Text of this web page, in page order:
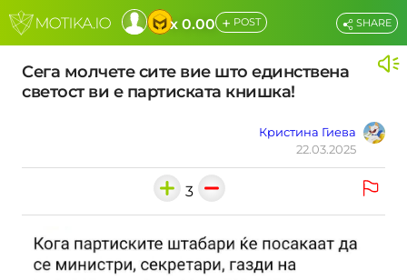
x 0.00 + POST
Сега молчете сите вие што единствена
светост ви е партиската книшка!
Кристина Гиева
22.03.2025
SHARE
3